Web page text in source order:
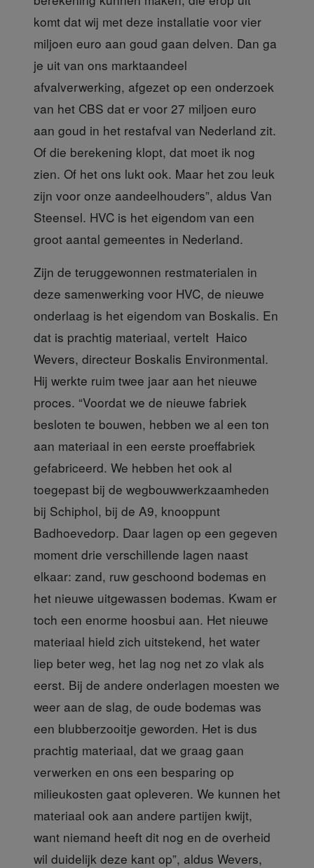
komt dat wij met deze installatie voor vier
miljoen euro aan goud gaan delven. Dan ga
je uit van ons marktaandeel
afvalverwerking, afgezet op een onderzoek
van het CBS dat er voor 27 miljoen euro
aan goud in het restafval van Nederland zit.
Of die berekening klopt, dat moet ik nog
zien. Of het ons lukt ook. Maar het zou leuk
zijn voor onze aandeelhouders”, aldus Van
Steensel. HVC is het eigendom van een
groot aantal gemeentes in Nederland.
Zijn de teruggewonnen restmaterialen in
deze samenwerking voor HVC, de nieuwe
onderlaag is het eigendom van Boskalis. En
dat is prachtig materiaal, vertelt Haico
Wevers, directeur Boskalis Environmental.
Hij werkte ruim twee jaar aan het nieuwe
proces. “Voordat we de nieuwe fabriek
besloten te bouwen, hebben we al een ton
aan materiaal in een eerste proeffabriek
gefabriceerd. We hebben het ook al
toegepast bij de wegbouwwerkzaamheden
bij Schiphol, bij de A9, knooppunt
Badhoevedorp. Daar lagen op een gegeven
moment drie verschillende lagen naast
elkaar: zand, ruw geschoond bodemas en
het nieuwe uitgewassen bodemas. Kwam er
toch een enorme hoosbui aan. Het nieuwe
materiaal hield zich uitstekend, het water
liep beter weg, het lag nog net zo vlak als
eerst. Bij de andere onderlagen moesten we
weer aan de slag, de oude bodemas was
een blubberzooitje geworden. Het is dus
prachtig materiaal, dat we graag gaan
verwerken en ons een besparing op
milieukosten gaat opleveren. We kunnen het
materiaal ook aan andere partijen kwijt,
want niemand heeft dit nog en de overheid
wil duidelijk deze kant op”, aldus Wevers,